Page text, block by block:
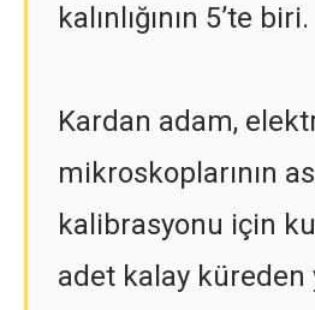
kalınlığının 5’te biri.
Kardan adam,
mikroskoplarının
kalibrasyonu için
adet kalay küreden